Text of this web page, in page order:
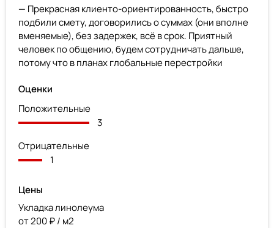
— Прекрасная клиенто-ориентированность, быстро
подбили смету, договорились о суммах (они вполне
вменяемые), без задержек, всё в срок. Приятный
человек по общению, будем сотрудничать дальше,
потому что в планах глобальные перестройки
Оценки
Положительные
3
Отрицательные
1
Цены
Укладка линолеума
от 200 ₽ / м2